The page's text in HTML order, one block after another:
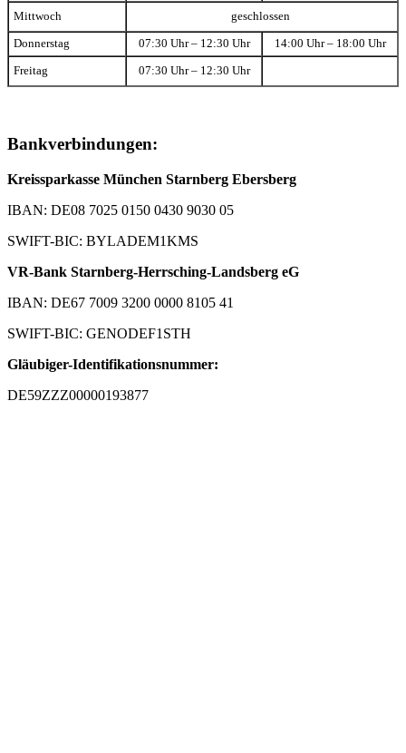
Mittwoch geschlossen
Donnerstag 07:30 Uhr – 12:30 Uhr 14:00 Uhr – 18:00 Uhr
Freitag 07:30 Uhr – 12:30 Uhr
Bankverbindungen:
Kreissparkasse München Starnberg Ebersberg
IBAN: DE08 7025 0150 0430 9030 05
SWIFT-BIC: BYLADEM1KMS
VR-Bank Starnberg-Herrsching-Landsberg eG
IBAN: DE67 7009 3200 0000 8105 41
SWIFT-BIC: GENODEF1STH
Gläubiger-Identifikationsnummer:
DE59ZZZ00000193877